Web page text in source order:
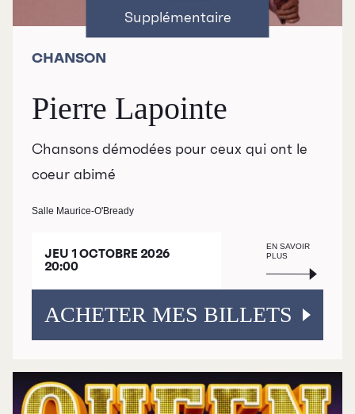
CHANSON
Pierre Lapointe
Chansons démodées pour ceux qui ont le
coeur abimé
Salle Maurice-O'Bready
JEU 1 OCTOBRE 2026
20:00
EN SAVOIR
PLUS
ACHETER MES BILLETS